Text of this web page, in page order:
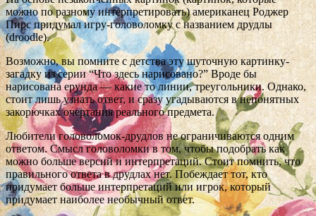
можно по разному интерпретировать) американец Роджер
Пирс придумал игру-головоломку с названием друдлы
(droodle).
Возможно, вы помните с детства эту шуточную картинку-
загадку из серии “Что здесь нарисовано?” Вроде бы
нарисована ерунда — какие то линии, треугольники. Однако,
стоит лишь узнать ответ, и сразу угадываются в непонятных
закорючках очертания реального предмета.
Любители головоломок-друдлов не ограничиваются одним
ответом. Смысл головоломки в том, чтобы подобрать как
можно больше версий и интерпретаций. Стоит помнить, что
правильного ответа в друдлах нет. Побеждает тот, кто
придумает больше интерпретаций или игрок, который
придумает наиболее необычный ответ.